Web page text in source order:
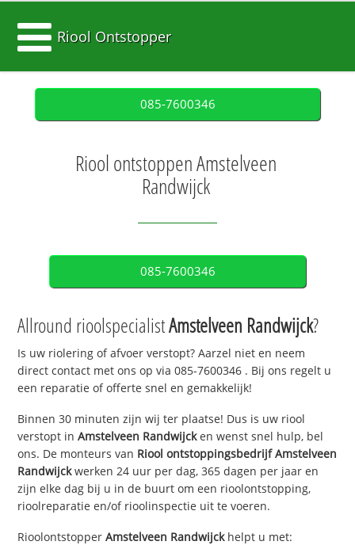
Riool Ontstopper
085-7600346
Riool ontstoppen Amstelveen
Randwijck
085-7600346
Allround rioolspecialistAmstelveen Randwijck?
Is uw riolering of afvoer verstopt? Aarzel niet en neem
direct contact met ons op via085-7600346 . Bij ons regelt u
een reparatie of offerte snel en gemakkelijk!
Binnen 30 minuten zijn wij ter plaatse! Dus is uw riool
verstopt inAmstelveen Randwijcken wenst snel hulp, bel
ons. De monteurs van Riool ontstoppingsbedrijfAmstelveen
Randwijck werken 24 uur per dag, 365 dagen per jaar en
zijn elke dag bij u in de buurt om een rioolontstopping,
rioolreparatie en/of rioolinspectie uit te voeren.
RioolontstopperAmstelveen Randwijckhelpt u met: